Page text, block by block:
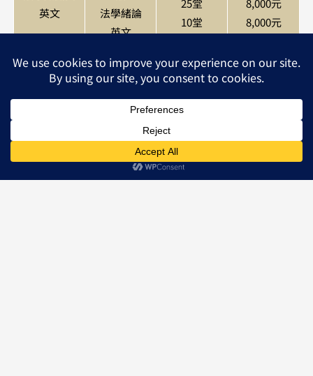
英文
法學緒論
英文
25堂
10堂
8,000元
8,000元
資訊管理 資訊管理 9堂 12,000元
資料結構 資料結構 10堂 12,000元
資料庫應用
資通網路與
安全
資通網路與
安全
9堂